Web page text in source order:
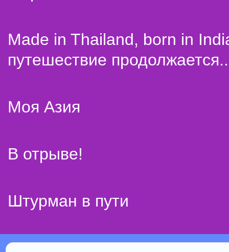
Made in Thailand, born in
путешествие
Моя Азия
В отрыве!
Штурман в пути